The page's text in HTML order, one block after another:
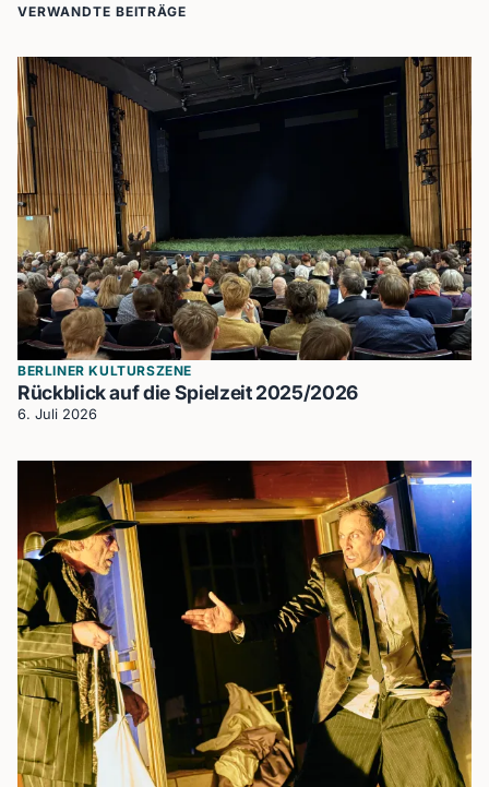
VERWANDTE BEITRÄGE
BERLINER KULTURSZENE
Rückblick auf die Spielzeit 2025/2026
6. Juli 2026